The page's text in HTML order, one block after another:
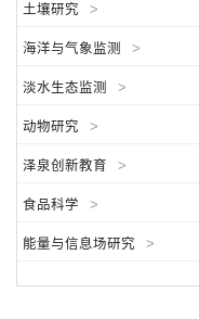
土壤研究 >
海洋与气象监测 >
淡水生态监测 >
动物研究 >
泽泉创新教育 >
食品科学 >
能量与信息场研究 >